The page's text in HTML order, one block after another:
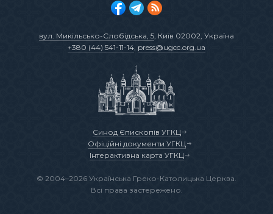
вул. Микільсько-Слобідська, 5, Київ 02002, Україна
+380 (44) 541-11-14, press@ugcc.org.ua
Синод Єпископів УГКЦ
Офіційні документи УГКЦ
Інтерактивна карта УГКЦ
© 2004–2026 Українська Греко-Католицька Церква.
Всі права застережено.